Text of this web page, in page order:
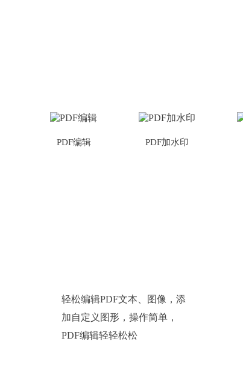
PDF编辑 PDF加水印
轻松编辑PDF文本、图像，添
加自定义图形，操作简单，
PDF编辑轻轻松松